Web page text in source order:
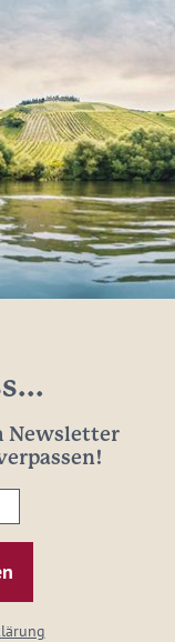
Newsletter